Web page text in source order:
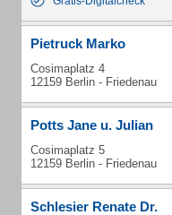
Pietruck Marko
Cosimaplatz 4
12159 Berlin - Friedenau
Potts Jane u. Julian
Cosimaplatz 5
12159 Berlin - Friedenau
Schlesier Renate Dr.